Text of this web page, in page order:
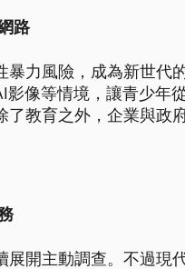
路
力風險，成為新世代
像等情境，讓青少年
教育之外，企業與政
開主動調查。不過現